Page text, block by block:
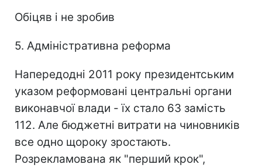
Обіцяв і не зробив
5. Адміністративна реформа
Напередодні 2011 року президентським
указом реформовані центральні органи
виконавчої влади - їх стало 63 замість
112. Але бюджетні витрати на чиновників
все одно щороку зростають.
Розрекламована як "перший крок",